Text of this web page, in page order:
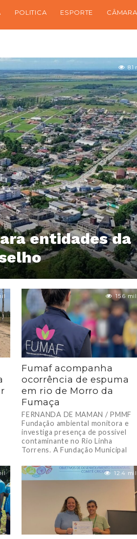
POLITICA ESPORTE
entidades da
8.1
15.6 mil
Fumaf acompanha
ocorrência de espuma
em rio de Morro da
Fumaça
FERNANDA DE MAMAN / PMMF
Fundação ambiental monitora e
investiga presença de possível
contaminante no Rio Linha
Torrens. A Fundação Municipal
12.4 mil